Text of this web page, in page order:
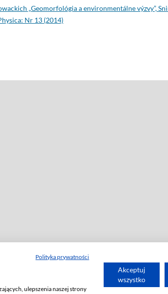
Polityka prywatności
ulepszenia naszej strony
Akceptuj
wszystko
„Geomorfológia a environmentálne výzvy”,
Nr 13 (2014)